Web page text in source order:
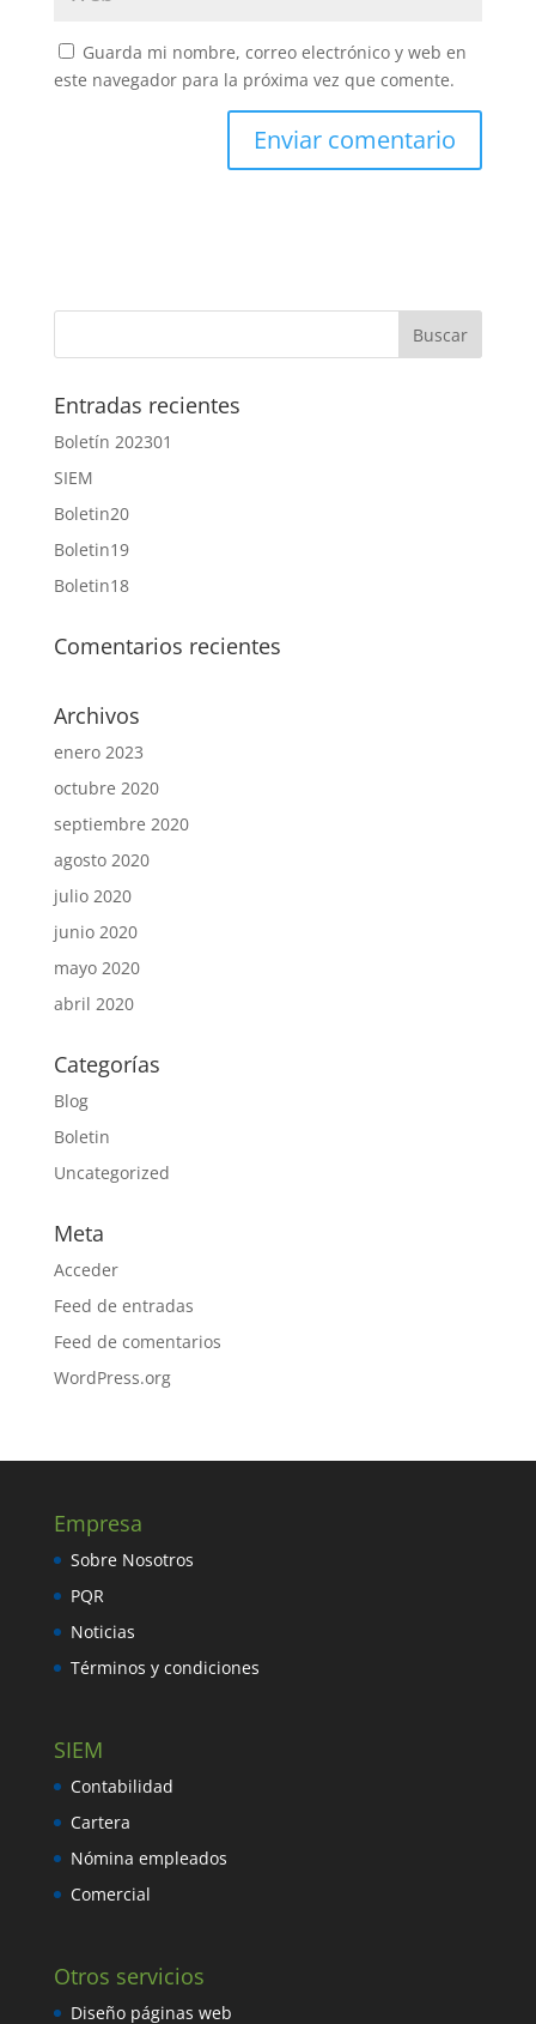
Guarda mi nombre, correo electrónico y web en
este navegador para la próxima vez que comente.
Entradas recientes
Boletín 202301
SIEM
Boletin20
Boletin19
Boletin18
Comentarios recientes
Archivos
enero 2023
octubre 2020
septiembre 2020
agosto 2020
julio 2020
junio 2020
mayo 2020
abril 2020
Categorías
Blog
Boletin
Uncategorized
Meta
Acceder
Feed de entradas
Feed de comentarios
WordPress.org
Empresa
Sobre Nosotros
PQR
Noticias
Términos y condiciones
SIEM
Contabilidad
Cartera
Nómina empleados
Comercial
Otros servicios
Diseño páginas web